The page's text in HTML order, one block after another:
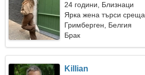
24 години, Близнаци
Ярка жена търси среща
Гримберген, Белгия
Брак
Killian